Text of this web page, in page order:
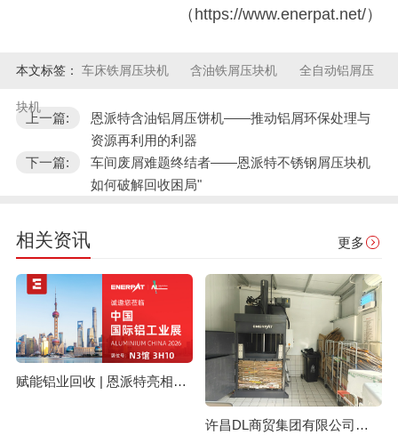
（https://www.enerpat.net/）
本文标签： 车床铁屑压块机 含油铁屑压块机 全自动铝屑压
块机
上一篇:
恩派特含油铝屑压饼机——推动铝屑环保处理与
资源再利用的利器
下一篇:
车间废屑难题终结者——恩派特不锈钢屑压块机
如何破解回收困局"
相关资讯 更多
赋能铝业回收 | 恩派特亮相上海国际铝工业展
许昌DL商贸集团有限公司与恩派特定制立式废纸打包机案例